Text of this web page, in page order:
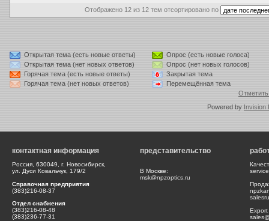
Отображено 12 из 12 тем отсортировано по
Открытая тема (есть новые ответы)
Открытая тема (нет новых ответов)
Горячая тема (есть новые ответы)
Горячая тема (нет новых ответов)
Опрос (есть новые голоса)
Опрос (нет новых голосов)
Закрытая тема
Перемещённая тема
Powered by Invision
контактная информация
Россия, 630049, г. Новосибирск,
ул. Дуси Ковальчук, 179/2
Справочная предприятия
(383)216-08-37
Отдел снабжения
(383)216-08-48
(383)236-77-31
представительство
В Москве:
msk@npzoptics.ru